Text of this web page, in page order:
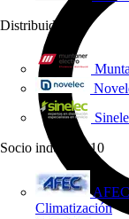
Distribuidor
Socio industrial
10
Climatización